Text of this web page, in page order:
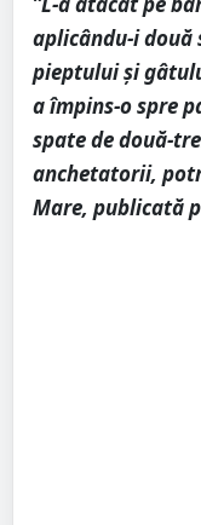
aplicându-i
pieptului şi
a împins-o spre
spate de două-
anchetatorii,
Mare, publicată